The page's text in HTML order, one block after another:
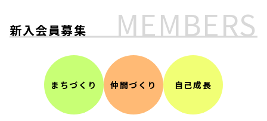
新入会員募集 MEMBERS
まちづくり 仲間づくり 自己成長